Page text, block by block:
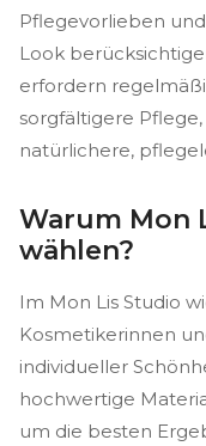
Pflegevorlieben
Look
erfordern
sorgfältigere
natürlichere,
Warum Mon
wählen?
Im Mon Lis Studio
Kosmetikerinnen
individueller
hochwertige
um die besten